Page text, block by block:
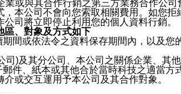
業或與其合作行銷之第三方業務合作公
，本公司不會向您索取相關費用。如您
司將立即停止利用您的個人資料行銷。
區、對象及方式如下
間或依法令之資料保存期間內，以及
司)及其分公司、本公司之關係企業、其
件、紙本或其他合於當時科技之適當
或交互運用予本公司及其合作對象。